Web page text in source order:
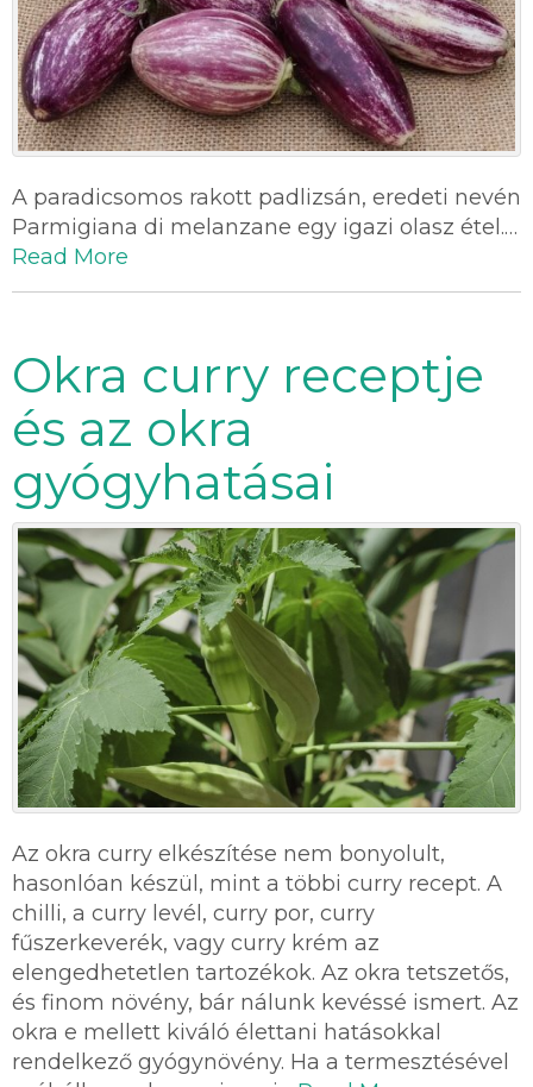
A paradicsomos rakott padlizsán, eredeti nevén
Parmigiana di melanzane egy igazi olasz étel.…
Read More
Okra curry receptje
és az okra
gyógyhatásai
Az okra curry elkészítése nem bonyolult,
hasonlóan készül, mint a többi curry recept. A
chilli, a curry levél, curry por, curry
fűszerkeverék, vagy curry krém az
elengedhetetlen tartozékok. Az okra tetszetős,
és finom növény, bár nálunk kevéssé ismert. Az
okra e mellett kiváló élettani hatásokkal
rendelkező gyógynövény. Ha a termesztésével